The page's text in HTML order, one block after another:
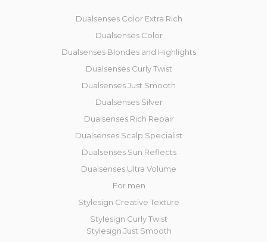
Dualsenses Color Extra Rich
Dualsenses Color
Dualsenses Blondes and Highlights
Dualsenses Curly Twist
Dualsenses Just Smooth
Dualsenses Silver
Dualsenses Rich Repair
Dualsenses Scalp Specialist
Dualsenses Sun Reflects
Dualsenses Ultra Volume
For men
Stylesign Creative Texture
Stylesign Curly Twist
Stylesign Just Smooth